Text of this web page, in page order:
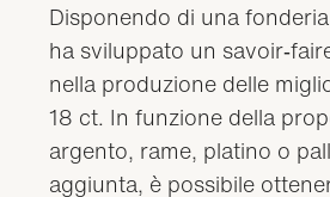
Disponendo di una
ha sviluppato un
nella produzione delle
18 ct. In funzione della
argento, rame, platino o
aggiunta, è possibile